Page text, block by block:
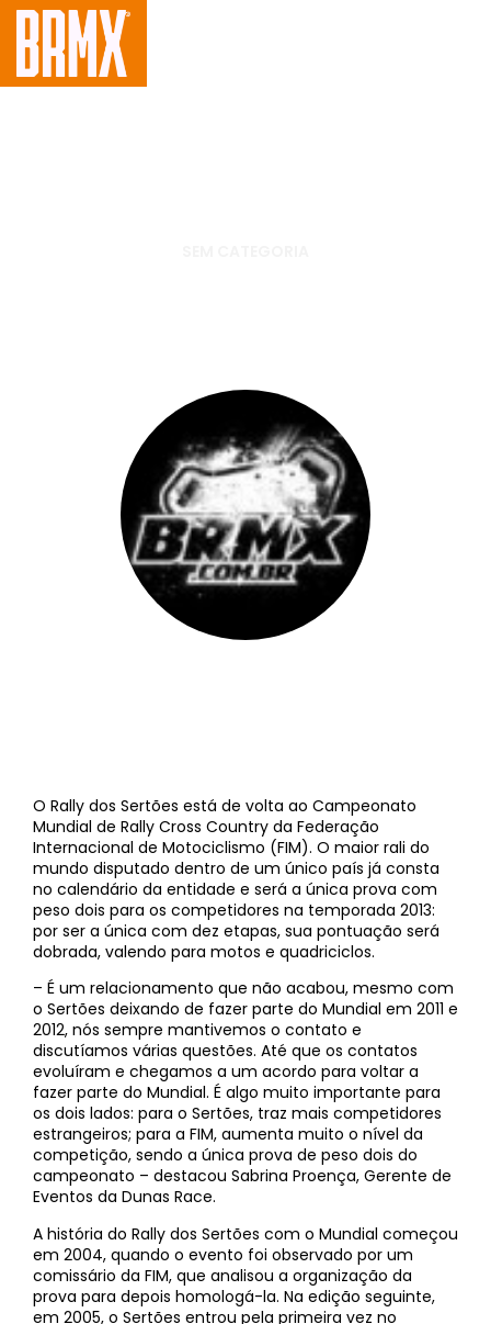
O Rally dos Sertões está de volta ao Campeonato
Mundial de Rally Cross Country da Federação
Internacional de Motociclismo (FIM). O maior rali do
mundo disputado dentro de um único país já consta
no calendário da entidade e será a única prova com
peso dois para os competidores na temporada 2013:
por ser a única com dez etapas, sua pontuação será
dobrada, valendo para motos e quadriciclos.
– É um relacionamento que não acabou, mesmo com
o Sertões deixando de fazer parte do Mundial em 2011 e
2012, nós sempre mantivemos o contato e
discutíamos várias questões. Até que os contatos
evoluíram e chegamos a um acordo para voltar a
fazer parte do Mundial. É algo muito importante para
os dois lados: para o Sertões, traz mais competidores
estrangeiros; para a FIM, aumenta muito o nível da
competição, sendo a única prova de peso dois do
campeonato – destacou Sabrina Proença, Gerente de
Eventos da Dunas Race.
A história do Rally dos Sertões com o Mundial começou
em 2004, quando o evento foi observado por um
comissário da FIM, que analisou a organização da
prova para depois homologá-la. Na edição seguinte,
em 2005, o Sertões entrou pela primeira vez no